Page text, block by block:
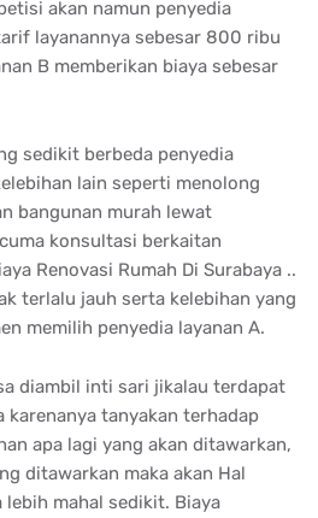
akan namun penyedia
layanannya sebesar 800 ribu
B memberikan biaya sebesar
sedikit berbeda penyedia
lain seperti menolong
bangunan murah lewat
konsultasi berkaitan
Renovasi Rumah Di Surabaya ..
terlalu jauh serta kelebihan yang
memilih penyedia layanan A.
diambil inti sari jikalau terdapat
karenanya tanyakan terhadap
apa lagi yang akan ditawarkan,
ditawarkan maka akan Hal
lebih mahal sedikit. Biaya